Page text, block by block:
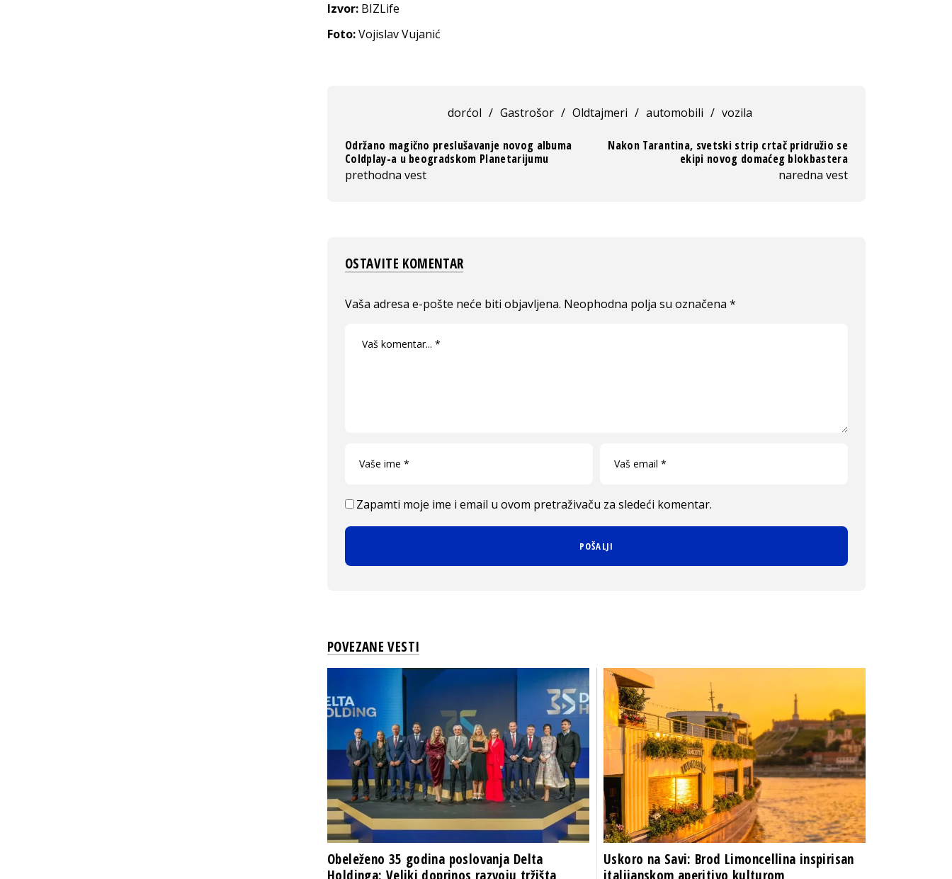
Izvor: BIZLife
Foto:Vojislav Vujanić
dorćol / Gastrošor / Oldtajmeri / automobili / vozila
Održano magično preslušavanje novog albuma
Coldplay-a u beogradskom Planetarijumu
prethodna vest
Nakon Tarantina, svetski strip crtač pridružio se
ekipi novog domaćeg blokbastera
naredna vest
OSTAVITE KOMENTAR
Vaša adresa e-pošte neće biti objavljena. Neophodna polja su označena *
Zapamti moje ime i email u ovom pretraživaču za sledeći komentar.
POVEZANE VESTI
Obeleženo 35 godina poslovanja Delta
Uskoro na Savi: Brod Limoncellina inspirisan